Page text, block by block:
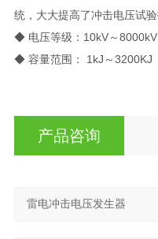
统，大大提高了冲击电压试
◆ 电压等级：10kV～8000kV
◆ 容量范围： 1kJ～3200KJ
产品咨询